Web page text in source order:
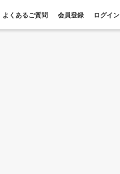
よくあるご質問 会員登録 ログイン